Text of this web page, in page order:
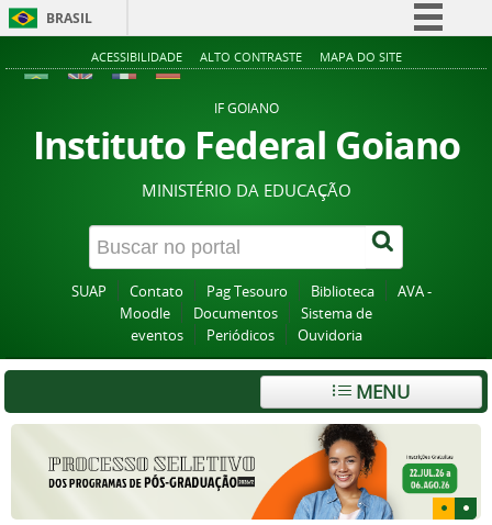
BRASIL
Simplifique!
Acesso à informação
Legislação
Canais
ACESSIBILIDADE ALTO CONTRASTE MAPA DO SITE
IF GOIANO
Instituto Federal Goiano
MINISTÉRIO DA EDUCAÇÃO
SUAP Contato Pag Tesouro Biblioteca
AVA -
Moodle
Documentos
Sistema de
eventos
Periódicos Ouvidoria
MENU